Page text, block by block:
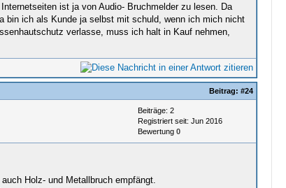
ist ja von Audio- Bruchmelder zu lesen. Da
bin ich als Kunde ja selbst mit schuld, wenn ich mich nicht
verlasse, muss ich halt in Kauf nehmen,
Beitrag: #24
Beiträge: 2
Registriert seit: Jun 2016
Bewertung 0
Holz- und Metallbruch empfängt.